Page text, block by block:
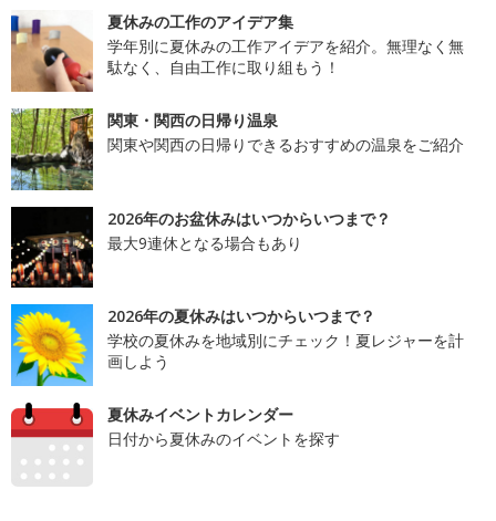
夏休みの工作のアイデア集
学年別に夏休みの工作アイデアを紹介。無理なく無
駄なく、自由工作に取り組もう！
関東・関西の日帰り温泉
関東や関西の日帰りできるおすすめの温泉をご紹介
2026年のお盆休みはいつからいつまで？
最大9連休となる場合もあり
2026年の夏休みはいつからいつまで？
学校の夏休みを地域別にチェック！夏レジャーを計
画しよう
夏休みイベントカレンダー
日付から夏休みのイベントを探す